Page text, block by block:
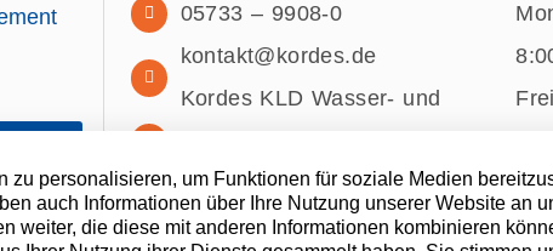
05733 – 9908-0
kontakt@kordes.de
Kordes KLD Wasser- und
Möllberger Straße 20
32602 Vlotho
personalisieren, um Funktionen für soziale Medien
auch Informationen über Ihre Nutzung unserer Website an
weiter, die diese mit anderen Informationen kombinieren